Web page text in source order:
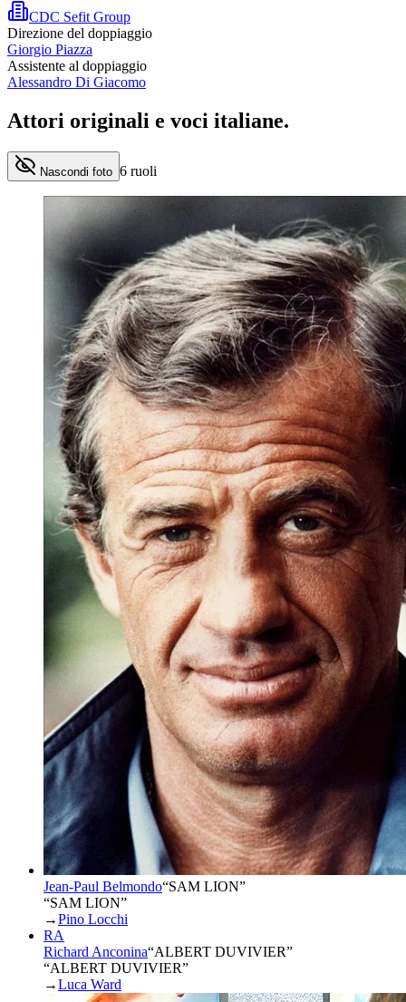
CDC Sefit Group
Direzione del doppiaggio
Giorgio Piazza
Assistente al doppiaggio
Alessandro Di Giacomo
Attori originali e voci italiane.
Nascondi foto 6 ruoli
Jean-Paul Belmondo“SAM LION”
“SAM LION”
→Pino Locchi
RA
Richard Anconina“ALBERT DUVIVIER”
“ALBERT DUVIVIER”
→Luca Ward